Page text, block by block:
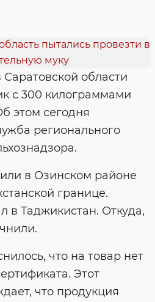
Саратовской области
с 300 килограммами
этом сегодня
регионального
в Озинском районе
границе.
в Таджикистан. Откуда,
что на товар нет
Этот
что продукция